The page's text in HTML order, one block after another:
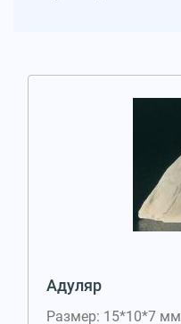
Адуляр
Размер: 15*10*7 мм